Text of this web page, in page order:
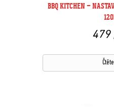
BBQ KITCHEN –
479